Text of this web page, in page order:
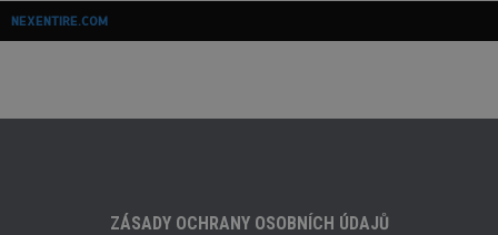
NEXENTIRE.COM
ZÁSADY OCHRANY OSOBNÍCH ÚDAJŮ